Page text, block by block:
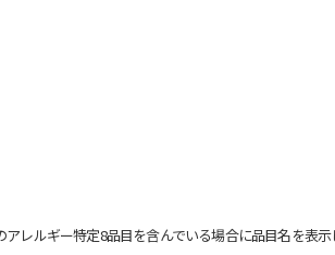
レルギー特定8品目を含んでいる場合に品目名を表示